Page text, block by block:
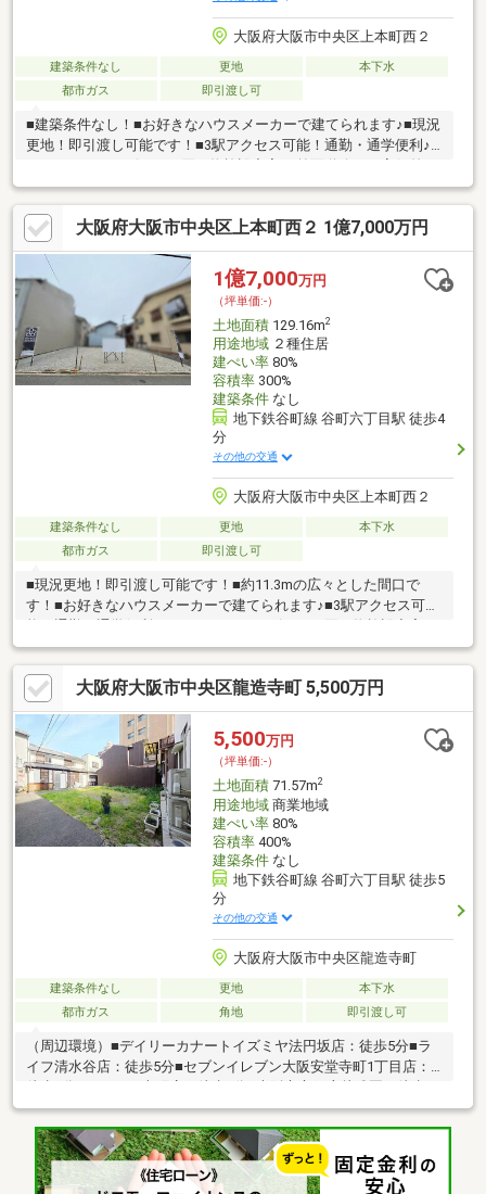
大阪府大阪市中央区上本町西２
建築条件なし 更地
本下水
都市ガス
即引渡し可
■建築条件なし！■お好きなハウスメーカーで建てられます♪■現況
更地！即引渡し可能です！■3駅アクセス可能！通勤・通学便利♪■
なく、車の出入りもスムーズ♪■建物参考プラン掲載してます！
【安心＆便利！充実のアフターサポート＆送迎サービス】◆◇自
社施工もしているので入居後のリフォーム工事やメンテナンスも
安く早くご提案可能です！◆◇ご自宅や最寄り駅から物件まで無
料送迎が可能です。どうぞお気軽にご相談ください！
大阪府大阪市中央区上本町西２ 1億7,000万円
1億7,000万円
（坪単価:-）
土地面積129.16m2
用途地域２種住居
建ぺい率80%
容積率300%
建築条件なし
地下鉄谷町線 谷町六丁目駅 徒歩4
分
その他の交通
大阪府大阪市中央区上本町西２
建築条件なし 更地
本下水
都市ガス
即引渡し可
■現況更地！即引渡し可能です！■約11.3mの広々とした間口で
す！■お好きなハウスメーカーで建てられます♪■3駅アクセス可
前面道路との高低差がなく、車の出入りもスムーズ♪ ＼参考プラ
ン掲載しております！／【安心＆便利！充実のアフターサポート
＆送迎サービス】◆◇自社施工もしているので入居後のリフォー
ム工事やメンテナンスも安く早くご提案可能です！◆◇ご自宅や
最寄り駅から物件まで無料送迎が可能です。どうぞお気軽にご相
談ください！
大阪府大阪市中央区龍造寺町 5,500万円
5,500万円
（坪単価:-）
土地面積71.57m2
用途地域商業地域
建ぺい率80%
容積率400%
建築条件なし
地下鉄谷町線 谷町六丁目駅 徒歩5
分
その他の交通
大阪府大阪市中央区龍造寺町
建築条件なし 更地
本下水
都市ガス
角地 即引渡し可
（周辺環境）■デイリーカナートイズミヤ法円坂店：徒歩5分■ラ
イフ清水谷店：徒歩5分■セブンイレブン大阪安堂寺町1丁目店：
徒歩3分■ローソン上町店：徒歩3分■大阪市立銅座幼稚園：徒歩4
分■あゆみ東保育園：徒歩3分■谷町中央保育園：徒歩6分■エディ
オンおおさかでんき上町台店：徒歩3分■独立行政法人国立病院機
構大阪医療センター：徒歩11分■銅座公園：徒歩３分■広小路公
園：徒歩７分